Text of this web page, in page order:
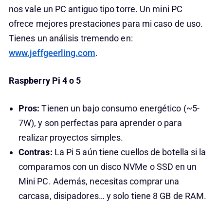
nos vale un PC antiguo tipo torre. Un mini PC
ofrece mejores prestaciones para mi caso de uso.
Tienes un análisis tremendo en:
www.jeffgeerling.com.
Raspberry Pi 4 o 5
Pros: Tienen un bajo consumo energético (~5-
7W), y son perfectas para aprender o para
realizar proyectos simples.
Contras: La Pi 5 aún tiene cuellos de botella si la
comparamos con un disco NVMe o SSD en un
Mini PC. Además, necesitas comprar una
carcasa, disipadores… y solo tiene 8 GB de RAM.